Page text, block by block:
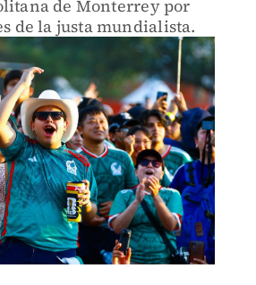
de Monterrey por
de la justa mundialista.